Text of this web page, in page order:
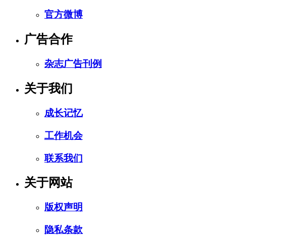
官方微博
广告合作
杂志广告刊例
关于我们
成长记忆
工作机会
联系我们
关于网站
版权声明
隐私条款